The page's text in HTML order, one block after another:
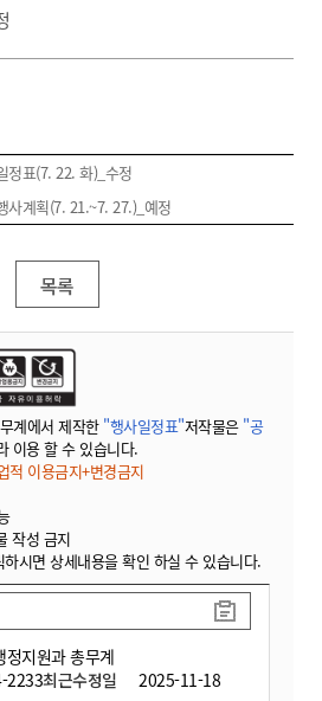
정표(7. 22. 화)_수정
사계획(7. 21.~7. 27.)_예정
목록
계에서 제작한 "행사일정표"저작물은 "공
이용 할 수 있습니다.
적 이용금지+변경금지
작성 금지
시면 상세내용을 확인 하실 수 있습니다.
정지원과 총무계
2233최근수정일 2025-11-18